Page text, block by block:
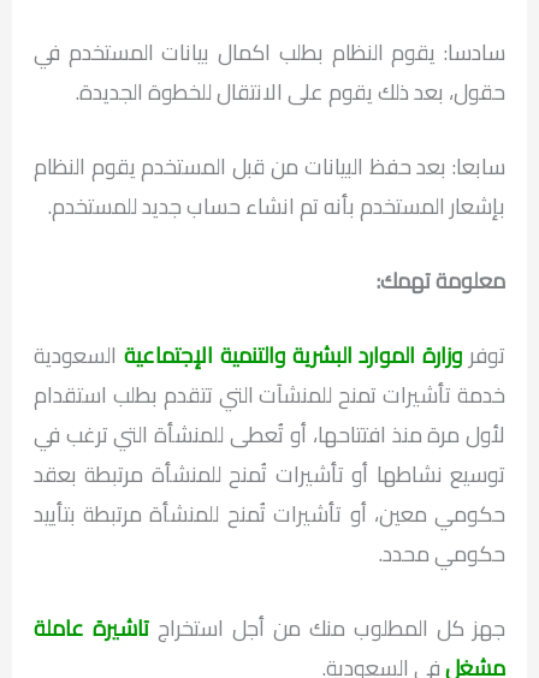
سادسا: يقوم النظام بطلب اكمال بيانات المستخدم في
حقول، بعد ذلك يقوم على الانتقال للخطوة الجديدة.
سابعا: بعد حفظ البيانات من قبل المستخدم يقوم النظام
بإشعار المستخدم بأنه تم انشاء حساب جديد للمستخدم.
معلومة تهمك:
توفروزارة الموارد البشرية والتنمية الإجتماعية السعودية
خدمة تأشيرات تمنح للمنشآت التي تتقدم بطلب استقدام
لأول مرة منذ افتتاحها، أو تُعطى للمنشأة التي ترغب في
توسيع نشاطها أو تأشيرات تُمنح للمنشأة مرتبطة بعقد
حكومي معين، أو تأشيرات تُمنح للمنشأة مرتبطة بتأييد
حكومي محدد.
جهز كل المطلوب منك من أجل استخراجتاشيرة عاملة
مشغلفي السعودية.